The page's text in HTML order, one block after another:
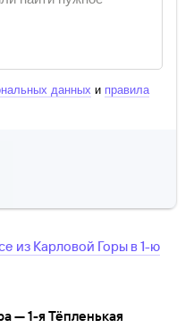
данных и правила
из Карловой Горы в1-ю
— 1-я Тёпленькая